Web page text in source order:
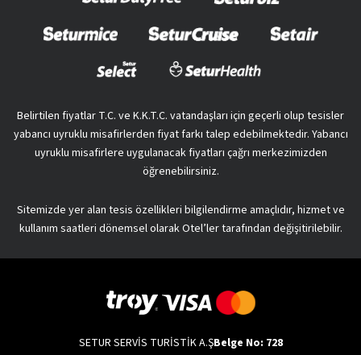
Belirtilen fiyatlar T.C. ve K.K.T.C. vatandaşları için geçerli olup tesisler
yabancı uyruklu misafirlerden fiyat farkı talep edebilmektedir. Yabancı
uyruklu misafirlere uygulanacak fiyatları çağrı merkezimizden
öğrenebilirsiniz.
Sitemizde yer alan tesis özellikleri bilgilendirme amaçlıdır, hizmet ve
kullanım saatleri dönemsel olarak Otel’ler tarafından değişitirilebilir.
SETUR SERVİS TURİSTİK A.ŞBelge No: 728